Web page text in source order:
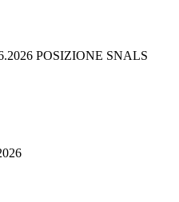
POSIZIONE SNALS